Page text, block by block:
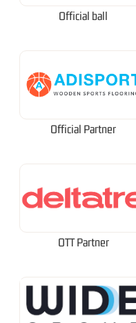
Official ball
Official Partner
OTT Partner